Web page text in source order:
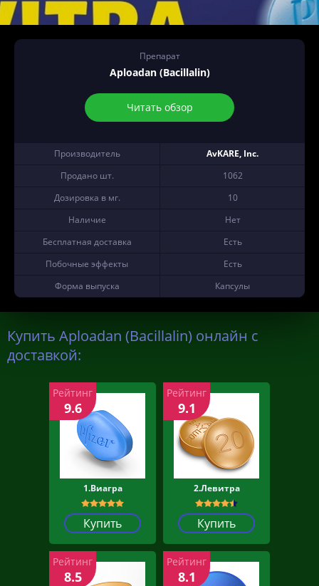
Препарат
Aploadan (Bacillalin)
Читать обзор
Производитель
AvKARE, Inc.
Продано шт.
1062
Дозировка в мг.
10
Наличие
Нет
Бесплатная доставка
Есть
Побочные эффекты
Есть
Форма выпуска
Капсулы
Купить Aploadan (Bacillalin) онлайн с
доставкой:
1.Виагра
Купить
Рейтинг
9.6
2.Левитра
Купить
Рейтинг
9.1
Рейтинг
8.5
Рейтинг
8.1